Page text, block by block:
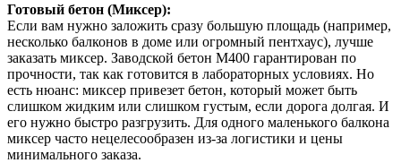
Готовый бетон (Миксер):
Если вам нужно заложить сразу большую площадь (например,
несколько балконов в доме или огромный пентхаус), лучше
заказать миксер. Заводской бетон М400 гарантирован по
прочности, так как готовится в лабораторных условиях. Но
есть нюанс: миксер привезет бетон, который может быть
слишком жидким или слишком густым, если дорога долгая. И
его нужно быстро разгрузить. Для одного маленького балкона
миксер часто нецелесообразен из-за логистики и цены
минимального заказа.